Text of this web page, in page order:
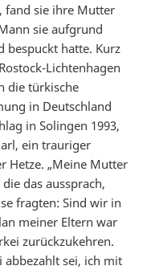
fand sie ihre Mutter
sie aufgrund
bespuckt hatte. Kurz
Lichtenhagen
die türkische
in Deutschland
in Solingen 1993,
ein trauriger
Hetze. „Meine Mutter
das aussprach,
fragten: Sind wir in
meiner Eltern war
zurückzukehren.
abbezahlt sei, ich mit